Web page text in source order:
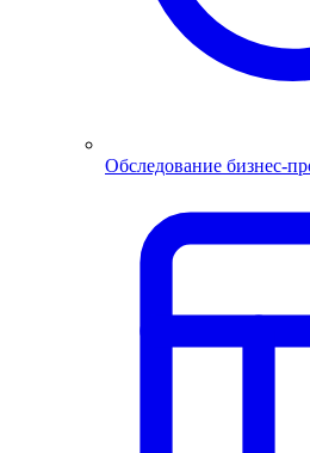
Обследование бизнес-